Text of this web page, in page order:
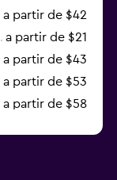
a partir de $42
a partir de $21
a partir de $43
a partir de $53
a partir de $58